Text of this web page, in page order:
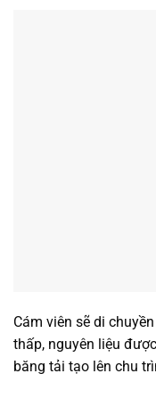
Cám viên sẽ di
thấp, nguyên liệu
băng tải tạo lên chu